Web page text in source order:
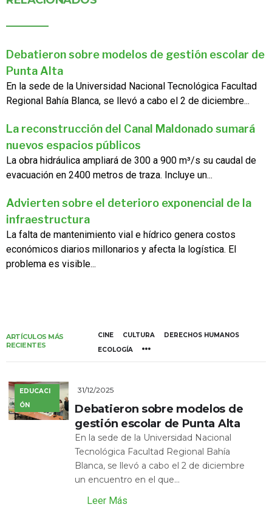
Debatieron sobre modelos de gestión escolar de
Punta Alta
En la sede de la Universidad Nacional Tecnológica Facultad
Regional Bahía Blanca, se llevó a cabo el 2 de diciembre...
La reconstrucción del Canal Maldonado sumará
nuevos espacios públicos
La obra hidráulica ampliará de 300 a 900 m³/s su caudal de
evacuación en 2400 metros de traza. Incluye un...
Advierten sobre el deterioro exponencial de la
infraestructura
La falta de mantenimiento vial e hídrico genera costos
económicos diarios millonarios y afecta la logística. El
problema es visible...
ARTÍCULOS MÁS
RECIENTES
CINE CULTURA
DERECHOS HUMANOS
ECOLOGÍA
EDUCACI
ÓN
31/12/2025
Debatieron sobre modelos de
gestión escolar de Punta Alta
En la sede de la Universidad Nacional
Tecnológica Facultad Regional Bahía
Blanca, se llevó a cabo el 2 de diciembre
un encuentro en el que...
Leer Más